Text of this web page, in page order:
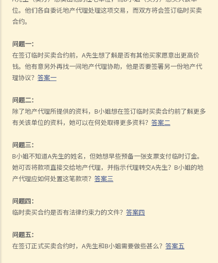
位。他们各自委讬地产代理处理这项交易，而双方将会签订临时买卖
合约。
问题一：
在签订临时买卖合约前，A先生想了解是否有其他买家愿意出更高价
钱。他有意另外再找一间地产代理协助，他是否要签署另一份地产代
理协议？ 答案一
问题二：
除了地产代理所提供的资料，B小姐想在签订临时买卖合约前了解更多
有关该单位的资料，她可以在何处取得更多资料？ 答案二
问题三：
B小姐不知道A先生的姓名，但她想早些预备一张支票支付临时订金。
她可否将款项直接交给地产代理，并指示代理转交A先生？B小姐的地
产代理应如何处置这笔款项？ 答案三
问题四：
临时卖买合约是否有法律约束力的文件？ 答案四
问题五：
在签订正式买卖合约时，A先生和B小姐需要做些甚么？ 答案五